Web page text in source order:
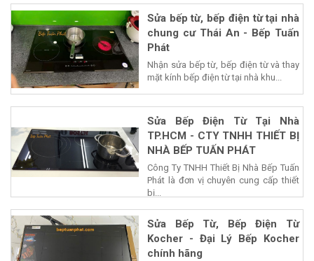
Sửa bếp từ, bếp điện từ tại nhà
chung cư Thái An - Bếp Tuấn
Phát
Nhận sửa bếp từ, bếp điện từ và thay
mặt kính bếp điện từ tại nhà khu...
Sửa Bếp Điện Từ Tại Nhà
TP.HCM - CTY TNHH THIẾT BỊ
NHÀ BẾP TUẤN PHÁT
Công Ty TNHH Thiết Bị Nhà Bếp Tuấn
Phát là đơn vị chuyên cung cấp thiết
bị...
Sửa Bếp Từ, Bếp Điện Từ
Kocher - Đại Lý Bếp Kocher
chính hãng